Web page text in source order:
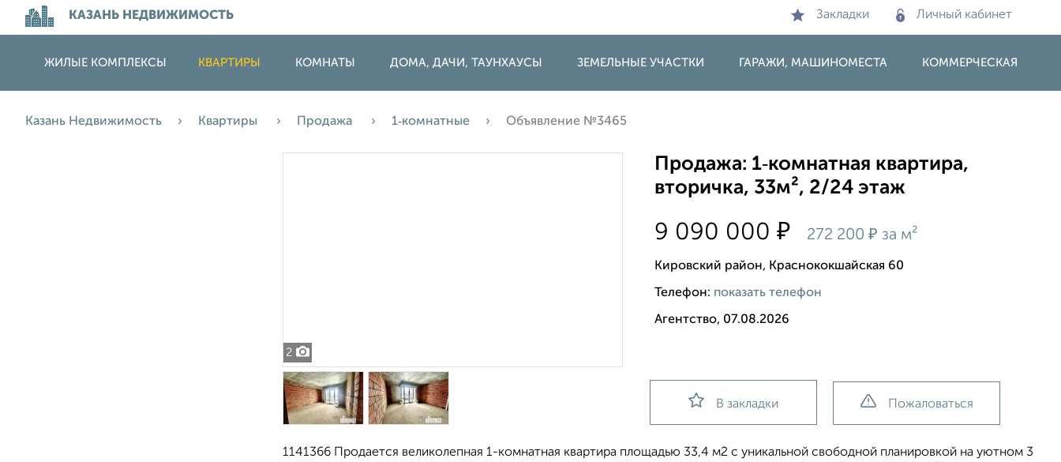
КАЗАНЬ НЕДВИЖИМОСТЬ Закладки Личный кабинет
ЖИЛЫЕ КОМПЛЕКСЫ КВАРТИРЫ КОМНАТЫ ДОМА, ДАЧИ, ТАУНХАУСЫ ЗЕМЕЛЬНЫЕ УЧАСТКИ ГАРАЖИ, МАШИНОМЕСТА КОММЕРЧЕСКАЯ
Казань Недвижимость Квартиры Продажа 1‑комнатные Объявление №3465
2
Продажа: 1‑комнатная квартира,
вторичка, 33м², 2/24 этаж
9 090 000₽ 272 200₽ за м²
Кировский район, Краснококшайская 60
Телефон: показать телефон
Агентство, 07.08.2026
В закладки Пожаловаться
1141366 Продается великолепная 1-комнатная квартира площадью 33,4 м2 с уникальной свободной планировкой на уютном 3